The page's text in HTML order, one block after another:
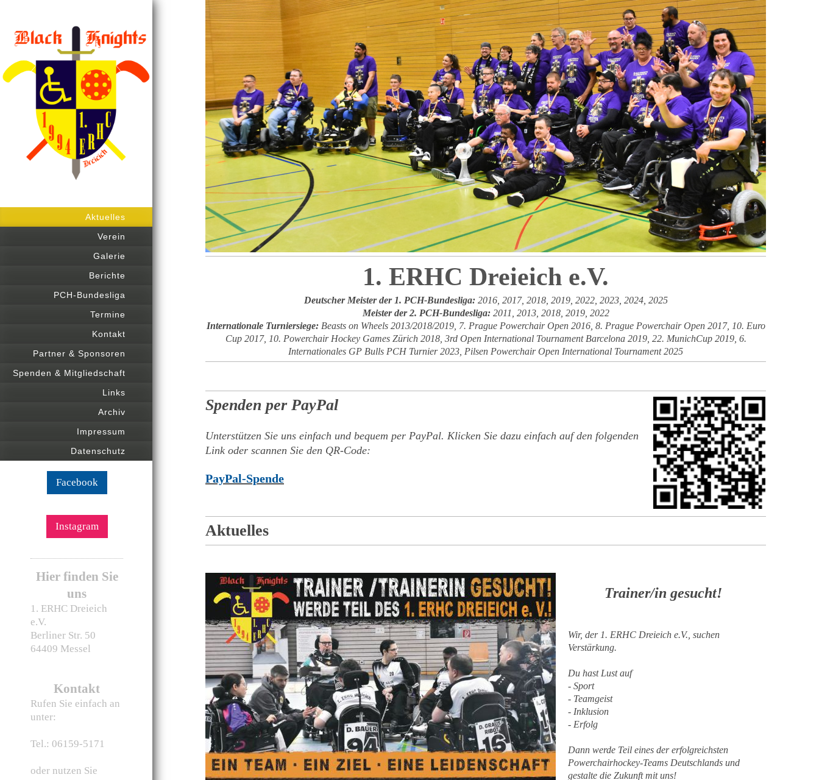
Aktuelles
Verein
Galerie
Berichte
PCH-Bundesliga
Termine
Kontakt
Partner & Sponsoren
Spenden & Mitgliedschaft
Links
Archiv
Impressum
Datenschutz
Facebook
Instagram
Hier finden Sie
uns
1. ERHC Dreieich
e.V.
Berliner Str. 50
64409 Messel
Kontakt
Rufen Sie einfach an
unter:
Tel.: 06159-5171
oder nutzen Sie
1. ERHC Dreieich e.V.
Deutscher Meister der 1. PCH-Bundesliga:2016, 2017, 2018, 2019, 2022, 2023, 2024, 2025
Meister der 2. PCH-Bundesliga:2011, 2013, 2018, 2019, 2022
Internationale Turniersiege:Beasts on Wheels 2013/2018/2019, 7. Prague Powerchair Open 2016, 8. Prague Powerchair Open 2017, 10. Euro
Cup 2017, 10. Powerchair Hockey Games Zürich 2018, 3rd Open International Tournament Barcelona 2019, 22. MunichCup 2019, 6.
Internationales GP Bulls PCH Turnier 2023, Pilsen Powerchair Open International Tournament 2025
Spenden per PayPal
Unterstützen Sie uns einfach und bequem per PayPal. Klicken Sie dazu einfach auf den folgenden
Link oder scannen Sie den QR-Code:
PayPal-Spende
Aktuelles
Trainer/in gesucht!
Wir, der 1. ERHC Dreieich e.V., suchen
Verstärkung.
Du hast Lust auf
- Sport
- Teamgeist
- Inklusion
- Erfolg
Dann werde Teil eines der erfolgreichsten
Powerchairhockey-Teams Deutschlands und
gestalte die Zukunft mit uns!